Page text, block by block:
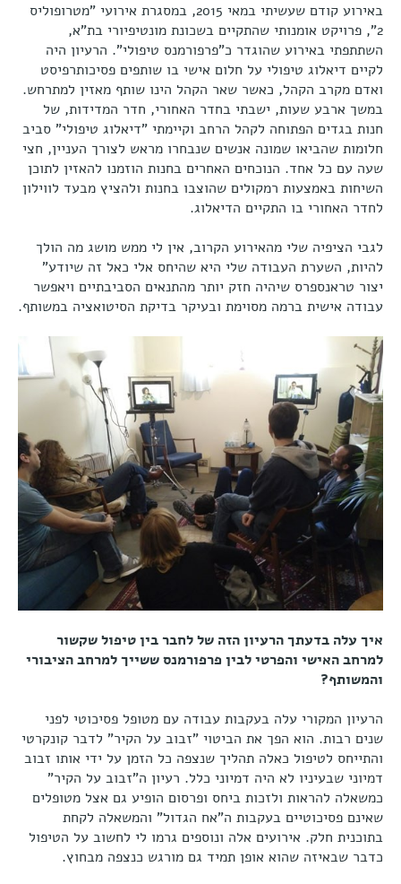
באירוע קודם שעשיתי במאי 2015, במסגרת אירועי "מטרופוליס
2", פרויקט אומנותי שהתקיים בשכונת מונטיפיורי בת"א,
השתתפתי באירוע שהוגדר כ"פרפורמנס טיפולי". הרעיון היה
לקיים דיאלוג טיפולי על חלום אישי בו שותפים פסיכותרפיסט
ואדם מקרב הקהל, כאשר שאר הקהל הינו שותף מאזין למתרחש.
במשך ארבע שעות, ישבתי בחדר האחורי, חדר המדידות, של
חנות בגדים הפתוחה לקהל הרחב וקיימתי "דיאלוג טיפולי" סביב
חלומות שהביאו שמונה אנשים שנבחרו מראש לצורך העניין, חצי
שעה עם כל אחד. הנוכחים האחרים בחנות הוזמנו להאזין לתוכן
השיחות באמצעות רמקולים שהוצבו בחנות ולהציץ מבעד לווילון
לחדר האחורי בו התקיים הדיאלוג.
לגבי הציפיה שלי מהאירוע הקרוב, אין לי ממש מושג מה הולך
להיות, השערת העבודה שלי היא שהיחס אלי כאל זה שיודע"
יצור טראנספרס שיהיה חזק יותר מהתנאים הסביבתיים ויאפשר
עבודה אישית ברמה מסוימת ובעיקר בדיקת הסיטואציה במשותף.
איך עלה בדעתך הרעיון הזה של לחבר בין טיפול שקשור
למרחב האישי והפרטי לבין פרפורמנס ששייך למרחב הציבורי
והמשותף?
הרעיון המקורי עלה בעקבות עבודה עם מטופל פסיכוטי לפני
שנים רבות. הוא הפך את הביטוי "זבוב על הקיר" לדבר קונקרטי
והתייחס לטיפול כאלה תהליך שנצפה כל הזמן על ידי אותו זבוב
דמיוני שבעיניו לא היה דמיוני כלל. רעיון ה"זבוב על הקיר"
כמשאלה להראות ולזכות ביחס ופרסום הופיע גם אצל מטופלים
שאינם פסיכוטיים בעקבות ה"אח הגדול" והמשאלה לקחת
בתוכנית חלק. אירועים אלה ונוספים גרמו לי לחשוב על הטיפול
כדבר שבאיזה שהוא אופן תמיד גם מורגש כנצפה מבחוץ.